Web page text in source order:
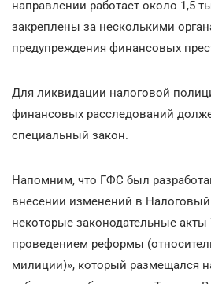
направлении работает около 1,5
закреплены за несколькими
предупреждения финансовых
Для ликвидации налоговой
финансовых расследований
специальный закон.
Напомним, что ГФС был
внесении изменений в
некоторые законодательные
проведением реформы
милиции)», который размещался